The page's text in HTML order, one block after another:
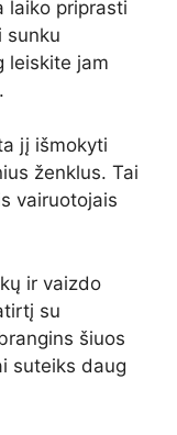
laiko priprasti
sunku
leiskite jam
jį išmokyti
ženklus. Tai
vairuotojais
ir vaizdo
su
šiuos
suteiks daug